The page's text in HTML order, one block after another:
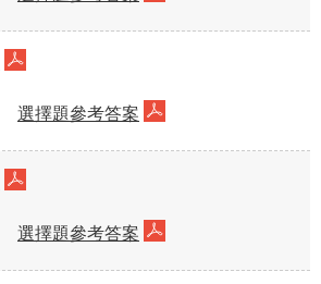
選擇題參考答案
選擇題參考答案